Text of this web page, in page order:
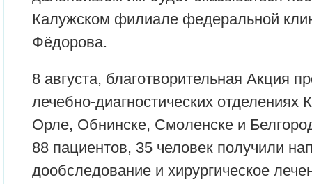
Калужском филиале федеральной
Фёдорова.
8 августа, благотворительная Акция
лечебно-диагностических отделениях
Орле, Обнинске, Смоленске и
88 пациентов, 35 человек получили
дообследование и хирургическое